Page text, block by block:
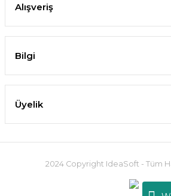
Alışveriş
Bilgi
Üyelik
2024 Copyright IdeaSoft - Tüm